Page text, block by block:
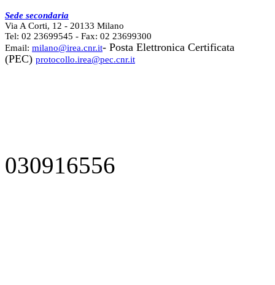
Sede secondaria
Via A Corti, 12 - 20133 Milano
Tel: 02 23699545 - Fax: 02 23699300
Email: milano@irea.cnr.it- Posta Elettronica Certificata
(PEC) protocollo.irea@pec.cnr.it
030916556